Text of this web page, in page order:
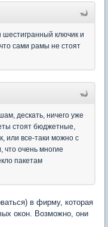
шестигранный ключик и
сами рамы не стоят
дескать, ничего уже
стоят бюджетные,
или все-таки можно с
что очень многие
пакетам
в фирму, которая
окон. Возможно, они